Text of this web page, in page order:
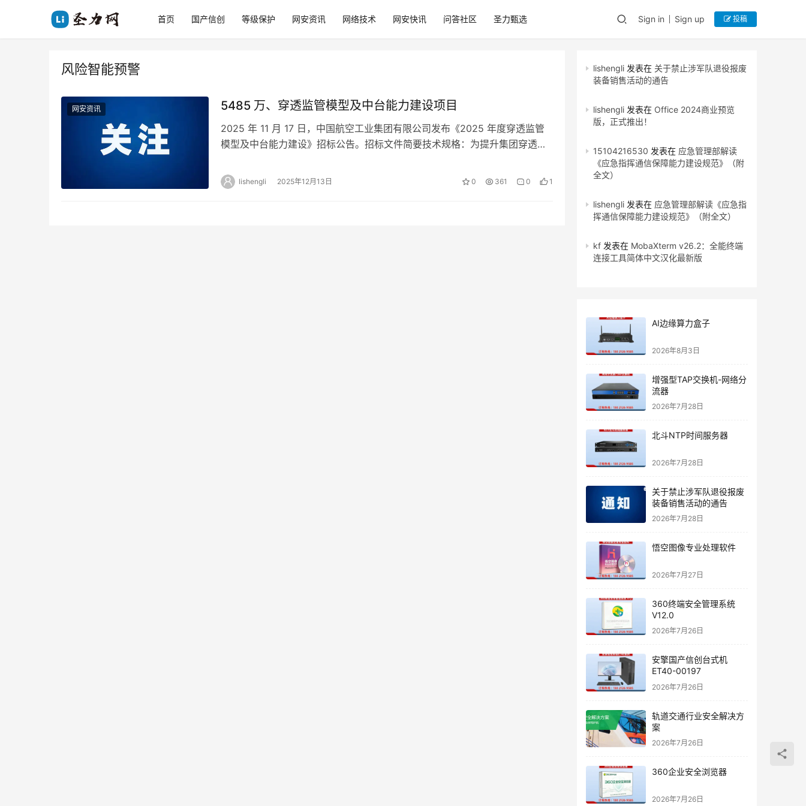
首页 国产信创 等级保护 网安资讯 网络技术 网安快讯 问答社区 圣力甄选 Sign in Sign up 投稿
风险智能预警
网安资讯 5485 万、穿透监管模型及中台能力建设项目
2025 年 11 月 17 日，中国航空工业集团有限公司发布《2025 年度穿透监管
模型及中台能力建设》招标公告。招标文件简要技术规格：为提升集团穿透式
lishengli 2025年12月13日 0 361 0 1
lishengli 发表在 关于禁止涉军队退役报废
装备销售活动的通告
lishengli 发表在 Office 2024商业预览
版，正式推出！
15104216530 发表在 应急管理部解读
《应急指挥通信保障能力建设规范》（附
全文）
lishengli 发表在 应急管理部解读《应急指
挥通信保障能力建设规范》（附全文）
kf 发表在 MobaXterm v26.2：全能终端
连接工具简体中文汉化最新版
AI边缘算力盒子
2026年8月3日
增强型TAP交换机-网络分
流器
2026年7月28日
北斗NTP时间服务器
2026年7月28日
关于禁止涉军队退役报废
装备销售活动的通告
2026年7月28日
悟空图像专业处理软件
2026年7月27日
360终端安全管理系统
V12.0
2026年7月26日
安擎国产信创台式机
ET40-00197
2026年7月26日
轨道交通行业安全解决方
案
2026年7月26日
360企业安全浏览器
2026年7月26日